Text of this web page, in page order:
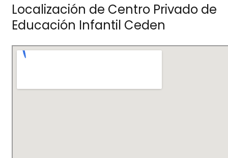
Localización de Centro Privado de
Educación Infantil Ceden